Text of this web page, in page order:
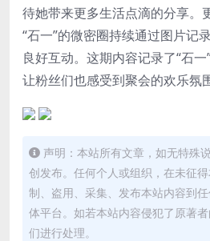
待她带来更多生活点滴的分享。
“石一”的微密圈持续通过图片记
良好互动。这期内容记录了“石
让粉丝们也感受到聚会的欢乐氛围
声明：本站所有文章，如无特殊
创发布。任何个人或组织，在未征
制、盗用、采集、发布本站内容到
体平台。如若本站内容侵犯了原著
们进行处理。